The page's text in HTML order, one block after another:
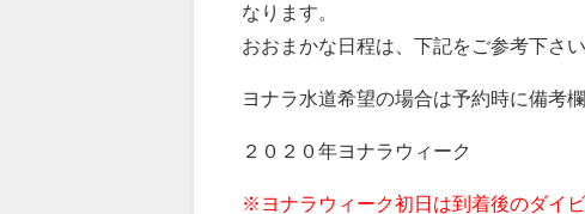
なります。
おおまかな日程は、下記をご参考下さい
ヨナラ水道希望の場合は予約時に備考
２０２０年ヨナラウィーク
※ヨナラウィーク初日は到着後のダイ